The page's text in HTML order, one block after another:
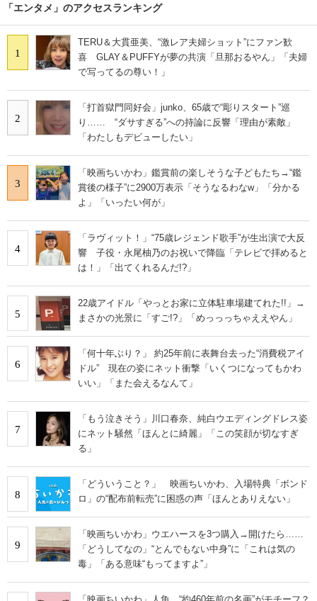
「エンタメ」のアクセスランキング
1
TERU＆大貫亜美、“激レア夫婦ショット”にファン歓
喜 GLAY＆PUFFYが夢の共演「旦那おるやん」「夫婦
で写ってるの尊い！」
2
「打首獄門同好会」junko、65歳で“彫りスタート”巡
り…… “ダサすぎる”への持論に反響「理由が素敵」
「わたしもデビューしたい」
3
「映画ちいかわ」鑑賞前の楽しそうな子どもたち→“鑑
賞後の様子”に2900万表示「そうなるわなw」「分かる
よ」「いったい何が」
4
「ラヴィット！」“75歳レジェンド歌手”が生出演で大反
響 子役・永尾柚乃のお祝いで降臨「テレビで拝めると
は！」「出てくれるんだ!?」
5
22歳アイドル「やっとお家に立体駐車場建てれた!!」→
まさかの光景に「すご!?」「めっっっちゃええやん」
6
「何十年ぶり？」 約25年前に表舞台去った“消費税アイ
ドル” 現在の姿にネット衝撃「いくつになってもかわ
いい」「また会えるなんて」
7
「もう泣きそう」川口春奈、純白ウエディングドレス姿
にネット騒然「ほんとに綺麗」「この笑顔が切なすぎ
る」
8
「どういうこと？」 映画ちいかわ、入場特典「ボンド
ロ」の“配布前転売”に困惑の声「ほんとありえない」
9
「映画ちいかわ」ウエハースを3つ購入→開けたら……
「どうしてなの」“とんでもない中身”に「これは気の
毒」「ある意味“もってますよ”」